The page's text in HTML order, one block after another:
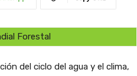
Forestal
del ciclo del agua y el clima,